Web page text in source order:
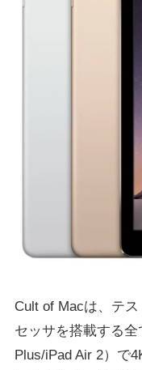
Cult of Macは、テ
セッサを搭載する
Plus/iPad Air 2）で